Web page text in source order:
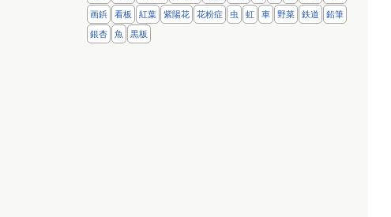
画鋲 看板 紅葉 紫陽花 花粉症 虫 虹 車 野菜 鉄道 鉛筆
銀杏 魚 黒板